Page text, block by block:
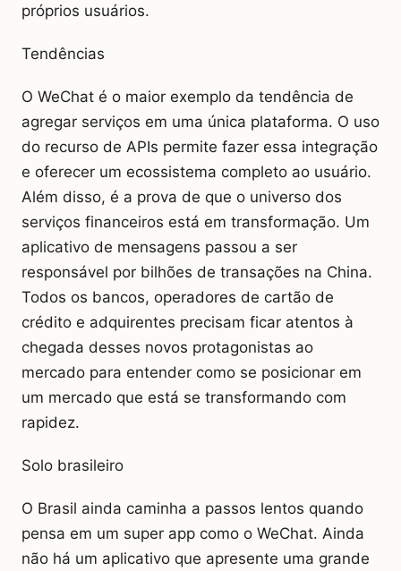
próprios usuários.
Tendências
O WeChat é o maior exemplo da tendência de
agregar serviços em uma única plataforma. O uso
do recurso de APIs permite fazer essa integração
e oferecer um ecossistema completo ao usuário.
Além disso, é a prova de que o universo dos
serviços financeiros está em transformação. Um
aplicativo de mensagens passou a ser
responsável por bilhões de transações na China.
Todos os bancos, operadores de cartão de
crédito e adquirentes precisam ficar atentos à
chegada desses novos protagonistas ao
mercado para entender como se posicionar em
um mercado que está se transformando com
rapidez.
Solo brasileiro
O Brasil ainda caminha a passos lentos quando
pensa em um super app como o WeChat. Ainda
não há um aplicativo que apresente uma grande